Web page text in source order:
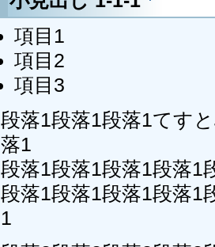
項目1
項目2
項目3
段落1段落1段落1てす
落1
段落1段落1段落1段落1
段落1段落1段落1段落1
1